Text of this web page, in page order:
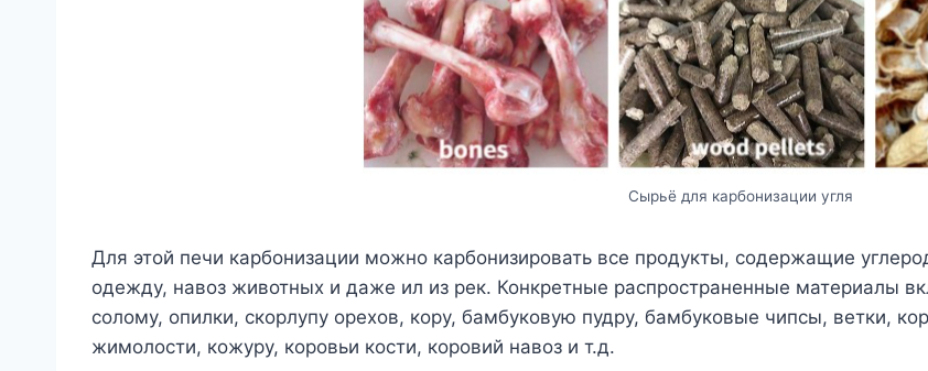
Сырьё для карбонизации угля
Для этой печи карбонизации можно карбонизировать все продукты, содержащие
одежду, навоз животных и даже ил из рек. Конкретные распространенные материалы
солому, опилки, скорлупу орехов, кору, бамбуковую пудру, бамбуковые чипсы, ветки,
жимолости, кожуру, коровьи кости, коровий навоз и т.д.